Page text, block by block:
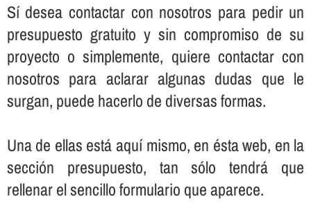
Sí­ desea contactar con nosotros para pedir un
presupuesto gratuito y sin compromiso de su
proyecto o simplemente, quiere contactar con
nosotros para aclarar algunas dudas que le
surgan, puede hacerlo de diversas formas.
Una de ellas está aquí­ mismo, en ésta web, en la
sección presupuesto, tan sólo tendrá que
rellenar el sencillo formulario que aparece.